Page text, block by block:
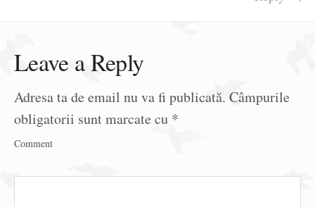
Leave a Reply
Adresa ta de email nu va fi publicată. Câmpurile
obligatorii sunt marcate cu *
Comment